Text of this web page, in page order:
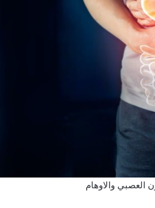
العصبي والاوهام